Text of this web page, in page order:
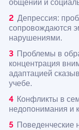
общении и
Депрессия:
сопровождаются
нарушениями.
Проблемы в
концентрация
адаптацией
учебе.
Конфликты в
недопонимания и
Поведенческие